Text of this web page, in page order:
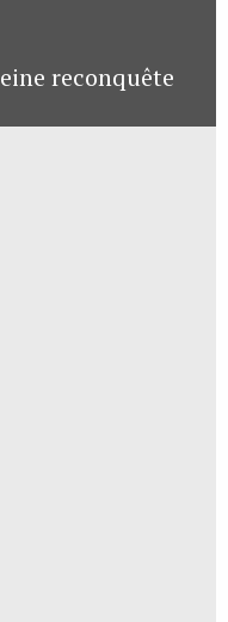
reconquête